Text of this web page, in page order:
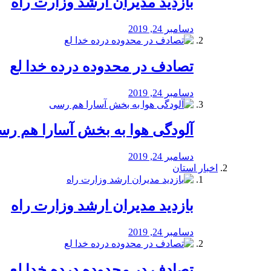
دسامبر 24, 2019
تصادف در محدوده درده خدا لع
دسامبر 24, 2019
آلودگی هوا به بخش آسارا هم
دسامبر 24, 2019
اخبار استان
بازدید مدیران ارشد وزارت راه
دسامبر 24, 2019